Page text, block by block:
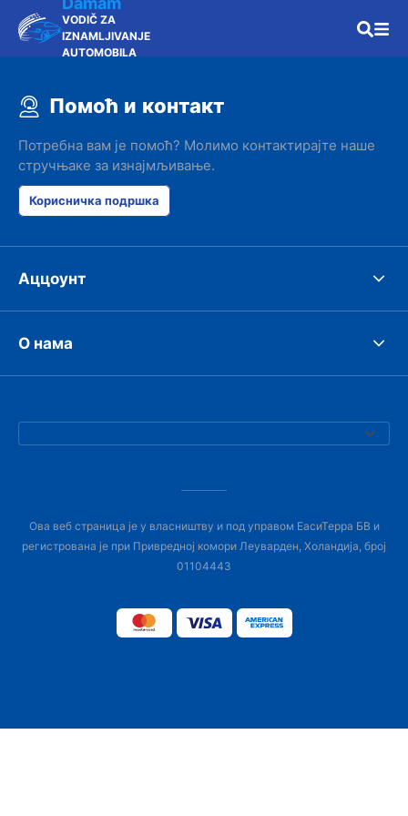
VODIČ ZA
IZNAMLJIVANJE
AUTOMOBILA
Помоћ и контакт
Потребна вам је помоћ? Молимо контактирајте наше
стручњаке за изнајмљивање.
Корисничка подршка
Аццоунт
О нама
Ова веб страница је у власништву и под управом ЕасиТерра БВ и
регистрована је при Привредној комори Леуварден, Холандија, број
01104443